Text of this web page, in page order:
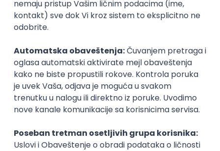
Prodavac
Lidl Srbija KD
Bečej + 12 mesta
31.08.2026
Puno radno vreme
Prvi posao